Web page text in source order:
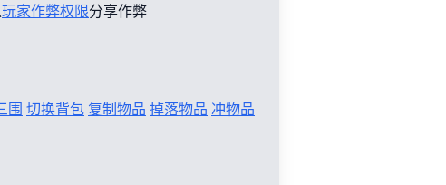
玩家作弊权限分享作弊
围 切换背包 复制物品 掉落物品 冲物品